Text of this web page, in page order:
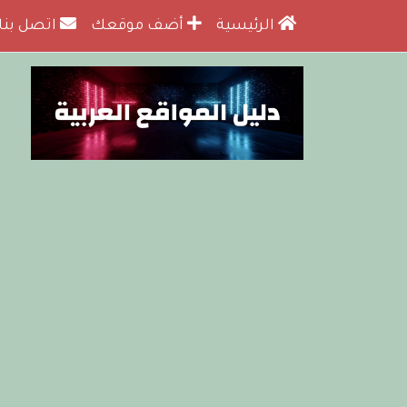
الرئيسية أضف موقعك اتصل بنا